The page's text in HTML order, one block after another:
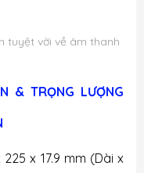
tuyệt vời về âm thanh
& TRỌNG LƯỢNG
225 x 17.9 mm (Dài x